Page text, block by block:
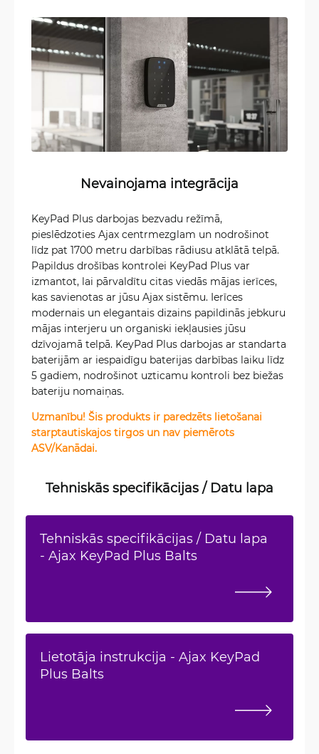
Nevainojama integrācija
KeyPad Plus darbojas bezvadu režīmā,
pieslēdzoties Ajax centrmezglam un nodrošinot
līdz pat 1700 metru darbības rādiusu atklātā telpā.
Papildus drošības kontrolei KeyPad Plus var
izmantot, lai pārvaldītu citas viedās mājas ierīces,
kas savienotas ar jūsu Ajax sistēmu. Ierīces
modernais un elegantais dizains papildinās jebkuru
mājas interjeru un organiski iekļausies jūsu
dzīvojamā telpā. KeyPad Plus darbojas ar standarta
baterijām ar iespaidīgu baterijas darbības laiku līdz
5 gadiem, nodrošinot uzticamu kontroli bez biežas
bateriju nomaiņas.
Uzmanību! Šis produkts ir paredzēts lietošanai
starptautiskajos tirgos un nav piemērots
ASV/Kanādai.
Tehniskās specifikācijas / Datu lapa
Tehniskās specifikācijas / Datu lapa
- Ajax KeyPad Plus Balts
Lietotāja instrukcija - Ajax KeyPad
Plus Balts